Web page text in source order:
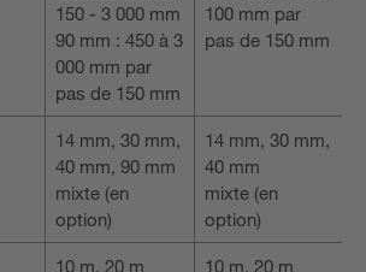
150 - 3 000 mm
90 mm : 450 à 3
000 mm par
pas de 150 mm
100 mm par
pas de 150 mm
14 mm, 30 mm,
40 mm, 90 mm
mixte (en
option)
14 mm, 30 mm,
40 mm
mixte (en
option)
10 m, 20 m 10 m, 20 m